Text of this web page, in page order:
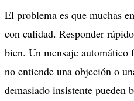
El problema es que muchas
con calidad. Responder
bien. Un mensaje automático
no entiende una objeción o
demasiado insistente pueden